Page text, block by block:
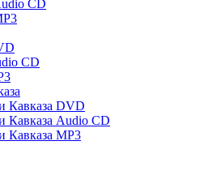
CD
CD
Кавказа DVD
Кавказа Audio CD
Кавказа MP3